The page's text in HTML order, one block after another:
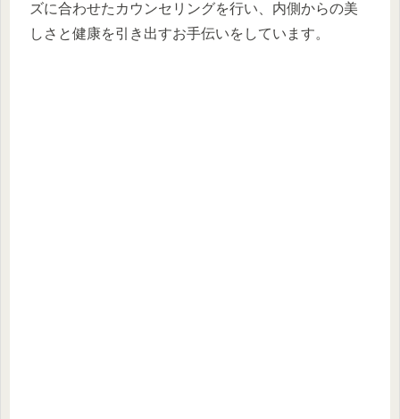
ズに合わせたカウンセリングを行い、内側からの美
しさと健康を引き出すお手伝いをしています。